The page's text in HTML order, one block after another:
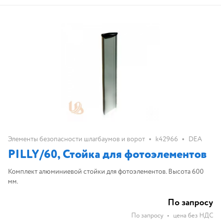
Элементы безопасности шлагбаумов и ворот • k42966 • DEA
PILLY/60, Стойка для фотоэлементов
Комплект алюминиевой стойки для фотоэлементов. Высота 600
мм.
По запросу
По запросу • цена без НДС